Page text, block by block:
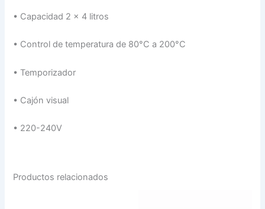
• Capacidad 2 x 4 litros
• Control de temperatura de 80°C a 200°C
• Temporizador
• Cajón visual
• 220-240V
Productos relacionados